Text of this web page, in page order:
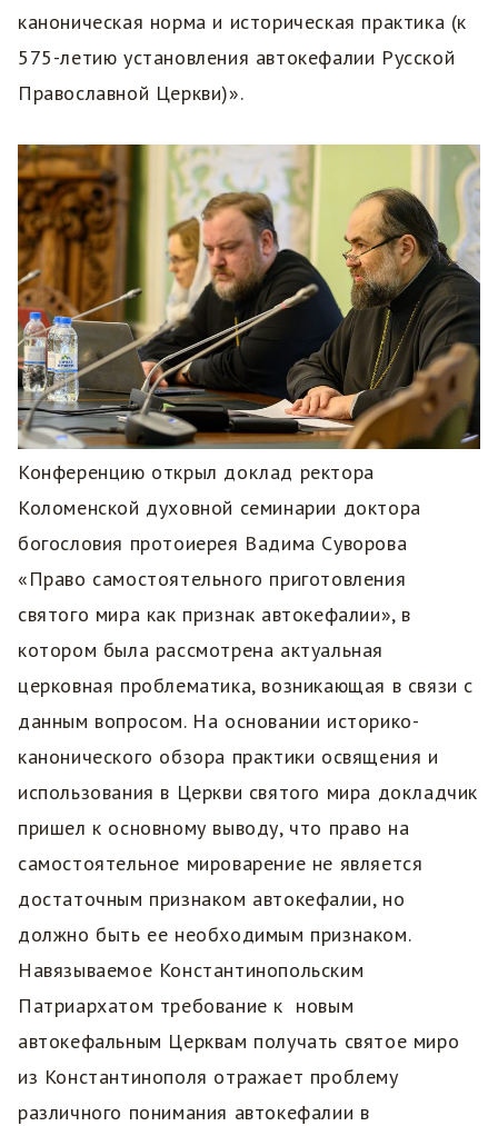
каноническая норма и историческая практика (к
575-летию установления автокефалии Русской
Православной Церкви)».
Конференцию открыл доклад ректора
Коломенской духовной семинарии доктора
богословия протоиерея Вадима Суворова
«Право самостоятельного приготовления
святого мира как признак автокефалии», в
котором была рассмотрена актуальная
церковная проблематика, возникающая в связи с
данным вопросом. На основании историко-
канонического обзора практики освящения и
использования в Церкви святого мира докладчик
пришел к основному выводу, что право на
самостоятельное мироварение не является
достаточным признаком автокефалии, но
должно быть ее необходимым признаком.
Навязываемое Константинопольским
Патриархатом требование к новым
автокефальным Церквам получать святое миро
из Константинополя отражает проблему
различного понимания автокефалии в